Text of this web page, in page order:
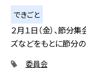
できごと
２月１日（金）、節分
ズなどをもとに節分
委員会